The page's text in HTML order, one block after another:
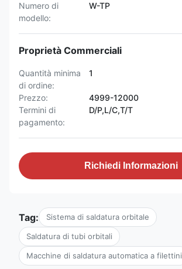
Numero di
modello:
W-TP
Proprietà Commerciali
Quantità minima
di ordine:
1
Prezzo:
4999-12000
Termini di
pagamento:
D/P,L/C,T/T
Richiedi Informazioni
Tag: Sistema di saldatura orbitale
Saldatura di tubi orbitali
Macchine di saldatura automatica a filettini